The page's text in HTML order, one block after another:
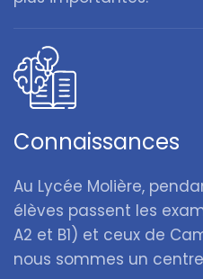
Connaissances
Au Lycée Molière,
élèves passent les
A2 et B1) et ceux de
nous sommes un